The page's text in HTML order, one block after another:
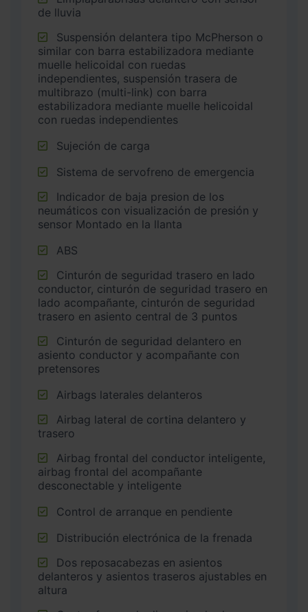
de lluvia
similar con barra estabilizadora mediante
muelle helicoidal con ruedas
independientes, suspensión trasera de
multibrazo (multi-link) con barra
estabilizadora mediante muelle helicoidal
con ruedas independientes
Sujeción de carga
Sistema de servofreno de emergencia
neumáticos con visualización de presión y
sensor Montado en la llanta
ABS
conductor, cinturón de seguridad trasero en
lado acompañante, cinturón de seguridad
trasero en asiento central de 3 puntos
asiento conductor y acompañante con
pretensores
Airbags laterales delanteros
trasero
airbag frontal del acompañante
desconectable y inteligente
Control de arranque en pendiente
Distribución electrónica de la frenada
delanteros y asientos traseros ajustables en
altura